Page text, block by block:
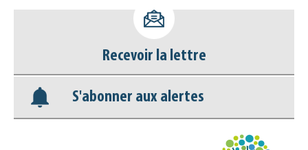
déconnecter)
Base documentaire
Nos veilles Scoop.it
Recevoir la lettre
S'abonner aux alertes